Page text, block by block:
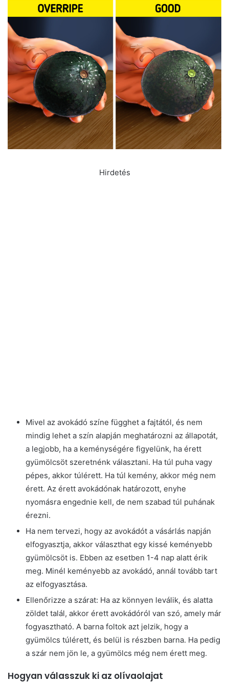
Hirdetés
Mivel az avokádó színe függhet a fajtától, és nem
mindig lehet a szín alapján meghatározni az állapotát,
a legjobb, ha a keménységére figyelünk, ha érett
gyümölcsöt szeretnénk választani. Ha túl puha vagy
pépes, akkor túlérett. Ha túl kemény, akkor még nem
érett. Az érett avokádónak határozott, enyhe
nyomásra engednie kell, de nem szabad túl puhának
érezni.
Ha nem tervezi, hogy az avokádót a vásárlás napján
elfogyasztja, akkor választhat egy kissé keményebb
gyümölcsöt is. Ebben az esetben 1-4 nap alatt érik
meg. Minél keményebb az avokádó, annál tovább tart
az elfogyasztása.
Ellenőrizze a szárat: Ha az könnyen leválik, és alatta
zöldet talál, akkor érett avokádóról van szó, amely már
fogyasztható. A barna foltok azt jelzik, hogy a
gyümölcs túlérett, és belül is részben barna. Ha pedig
a szár nem jön le, a gyümölcs még nem érett meg.
Hogyan válasszuk ki az olívaolajat